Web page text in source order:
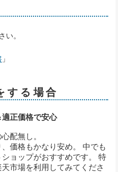
い。
」
する場合
正価格で安心
配無し。
価格もかなり安め。 中でも
ョップがおすすめです。 特
市場を利用してみてくださ